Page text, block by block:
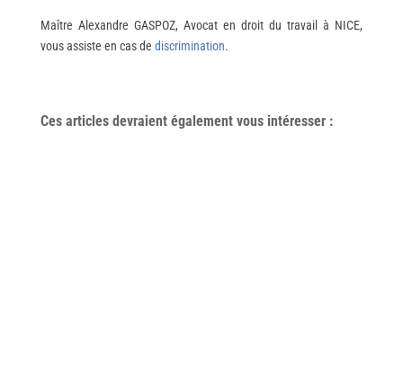
Maître Alexandre GASPOZ, Avocat en droit du travail à NICE,
vous assiste en cas de discrimination.
Ces articles devraient également vous intéresser: